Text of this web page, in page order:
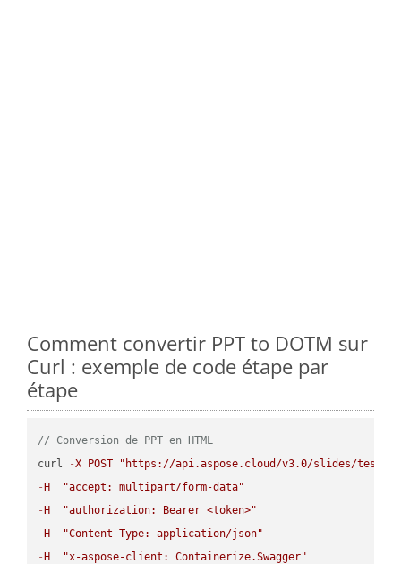
Comment convertir PPT to DOTM sur
Curl : exemple de code étape par
étape
// Conversion de PPT en HTML
curl
-X POST
"https://api.aspose.cloud/v3.0/slides/test-
- H
"accept: multipart/form-data"
- H
"authorization: Bearer <token>"
- H
"Content-Type: application/json"
- H
"x-aspose-client: Containerize.Swagger"